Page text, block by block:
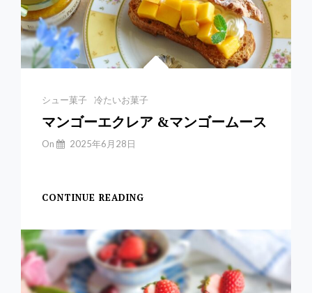
Categories
シュー菓子 冷たいお菓子
マンゴーエクレア &マンゴームース
By
On 2025年6月28日
CONTINUE READING
ゴ
ー
エ
ク
レ